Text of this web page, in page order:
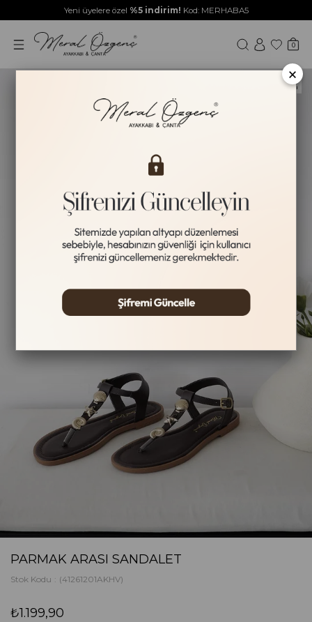
Yeni üyelere özel %5 indirim! Kod: MERHABA5
0
Yeni Ürün
PARMAK ARASI SANDALET
Stok Kodu (41261201AKHV)
₺1.199,90
×